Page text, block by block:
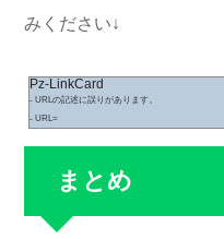
みください↓
Pz-LinkCard
- URLの記述に誤りがあります。
- URL=
まとめ